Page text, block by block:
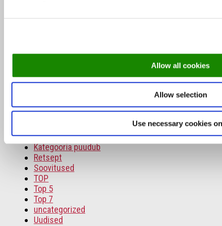
Allow all cookies
Allow selection
Use necessary cookies
Leib Resto ja Aed omanik Janno Lepik: oleme
Rubriigid
Intervjuu
Kategooria puudub
Retsept
Soovitused
TOP
Top 5
Top 7
uncategorized
Uudised